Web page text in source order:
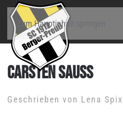
Zum Hauptinhalt springen
CARSTEN SAUSS
Geschrieben von Lena Spix